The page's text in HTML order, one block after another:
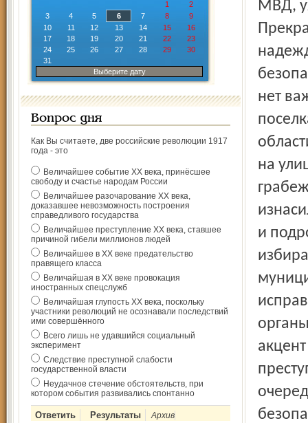
1
2
3
4 5 6 7 8
9
10
11 12 13 14 15
16
17
18 19 20 21 22
23
24
25 26 27 28 29
30
31
Выберите дату
Вопрос дня
Как Вы считаете, две российские революции 1917
года - это
Величайшее событие ХХ века, принёсшее
свободу и счастье народам России
Величайшее разочарование ХХ века,
доказавшее невозможность построения
справедливого государства
Величайшее преступление ХХ века, ставшее
причиной гибели миллионов людей
Величайшее в ХХ веке предательство
правящего класса
Величайшая в ХХ веке провокация
иностранных спецслужб
Величайшая глупость ХХ века, поскольку
участники революций не осознавали последствий
ими совершённого
Всего лишь не удавшийся социальный
эксперимент
Следствие преступной слабости
государственной власти
Неудачное стечение обстоятельств, при
котором события развивались спонтанно
Архив